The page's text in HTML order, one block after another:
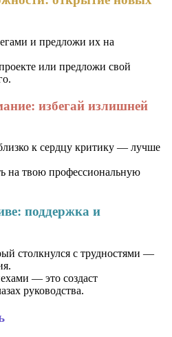
и предложи их на
или предложи свой
избегай излишней
к сердцу критику — лучше
на твою профессиональную
поддержка и
столкнулся с трудностями —
— это создаст
руководства.